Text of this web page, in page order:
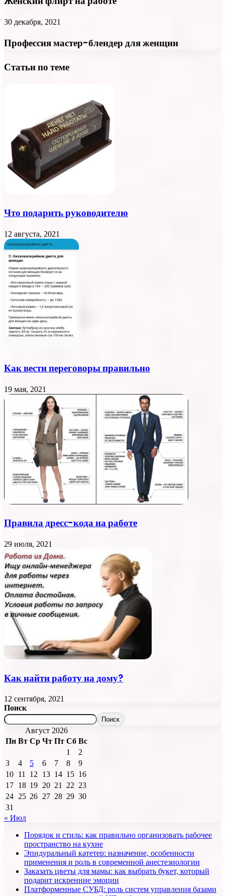
30 декабря, 2021
Профессия мастер-блендер для женщин
Статьи по теме
Что подарить руководителю
12 августа, 2021
Как вести переговоры правильно
19 мая, 2021
Правила дресс-кода на работе
29 июля, 2021
Как найти работу на дому?
12 сентября, 2021
Поиск
Поиск
Август 2026
Пн Вт Ср Чт Пт Сб Вс
1
2
3
4 5 6 7 8
9
10 11 12 13 14 15 16
17 18 19 20 21 22 23
24 25 26 27 28 29 30
31
« Июл
Порядок и стиль: как правильно организовать рабочее
пространство на кухне
Эпидуральный катетер: назначение, особенности
применения и роль в современной анестезиологии
Заказать цветы для мамы: как выбрать букет, который
подарит искренние эмоции
Платформенные СУБД: роль систем управления базами